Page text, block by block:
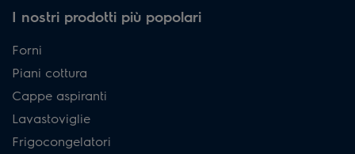
I nostri prodotti più popolari
Forni
Piani cottura
Cappe aspiranti
Lavastoviglie
Frigocongelatori